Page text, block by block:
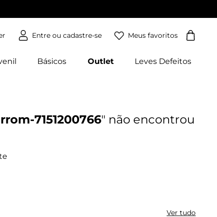
Meus favoritos
Básicos Outlet Leves Defeitos
7151200766
Ver tudo